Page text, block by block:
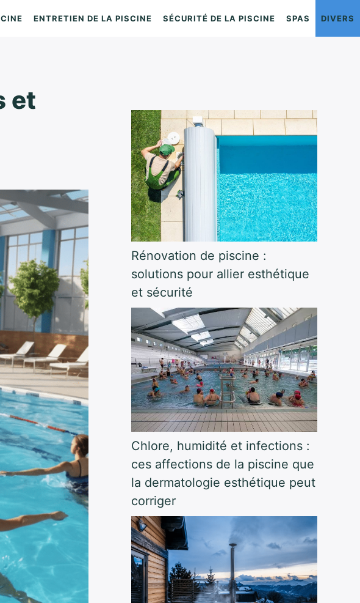
ENTRETIEN DE LA PISCINE SÉCURITÉ DE LA PISCINE SPAS DIVERS
et
Rénovation de piscine :
solutions pour allier esthétique
et sécurité
Chlore, humidité et infections :
ces affections de la piscine que
la dermatologie esthétique peut
corriger